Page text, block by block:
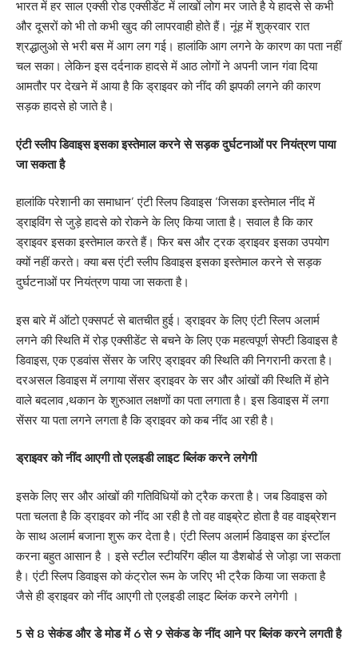
भारत में हर साल एक्सी रोड एक्सीडेंट में लाखों लोग मर जाते है ये हादसे से कभी
और दूसरों को भी तो कभी खुद की लापरवाही होते हैं। नूंह में शुक्रवार रात
श्रद्धालुओ से भरी बस में आग लग गई। हालांकि आग लगने के कारण का पता नहीं
चल सका। लेकिन इस दर्दनाक हादसे में आठ लोगों ने अपनी जान गंवा दिया
आमतौर पर देखने में आया है कि ड्राइवर को नींद की झपकी लगने की कारण
सड़क हादसे हो जाते है।
एंटी स्लीप डिवाइस इसका इस्तेमाल करने से सड़क दुर्घटनाओं पर नियंत्रण पाया
जा सकता है
हालांकि परेशानी का समाधान’ एंटी स्लिप डिवाइस ‘जिसका इस्तेमाल नींद में
ड्राइविंग से जुड़े हादसे को रोकने के लिए किया जाता है। सवाल है कि कार
ड्राइवर इसका इस्तेमाल करते हैं। फिर बस और ट्रक ड्राइवर इसका उपयोग
क्यों नहीं करते। क्या बस एंटी स्लीप डिवाइस इसका इस्तेमाल करने से सड़क
दुर्घटनाओं पर नियंत्रण पाया जा सकता है।
इस बारे में ऑटो एक्सपर्ट से बातचीत हुई। ड्राइवर के लिए एंटी स्लिप अलार्म
लगने की स्थिति में रोड़ एक्सीडेंट से बचने के लिए एक महत्वपूर्ण सेफ्टी डिवाइस है
डिवाइस, एक एडवांस सेंसर के जरिए ड्राइवर की स्थिति की निगरानी करता है।
दरअसल डिवाइस में लगाया सेंसर ड्राइवर के सर और आंखों की स्थिति में होने
वाले बदलाव ,थकान के शुरुआत लक्षणों का पता लगाता है। इस डिवाइस में लगा
सेंसर या पता लगने लगता है कि ड्राइवर को कब नींद आ रही है।
ड्राइवर को नींद आएगी तो एलइडी लाइट ब्लिंक करने लगेगी
इसके लिए सर और आंखों की गतिविधियों को ट्रैक करता है। जब डिवाइस को
पता चलता है कि ड्राइवर को नींद आ रही है तो वह वाइब्रेट होता है वह वाइब्रेशन
के साथ अलार्म बजाना शुरू कर देता है। एंटी स्लिप अलार्म डिवाइस का इंस्टॉल
करना बहुत आसान है । इसे स्टील स्टीयरिंग व्हील या डैशबोर्ड से जोड़ा जा सकता
है। एंटी स्लिप डिवाइस को कंट्रोल रूम के जरिए भी ट्रैक किया जा सकता है
जैसे ही ड्राइवर को नींद आएगी तो एलइडी लाइट ब्लिंक करने लगेगी ।
5 से 8 सेकंड और डे मोड में 6 से 9 सेकंड के नींद आने पर ब्लिंक करने लगती है